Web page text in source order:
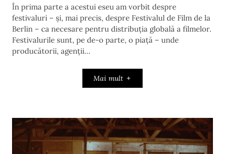
În prima parte a acestui eseu am vorbit despre
festivaluri – și, mai precis, despre Festivalul de Film de la
Berlin – ca necesare pentru distribuția globală a filmelor.
Festivalurile sunt, pe de-o parte, o piață – unde
producătorii, agenții…
Mai mult